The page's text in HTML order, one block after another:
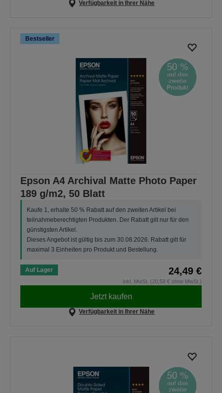
Verfügbarkeit in Ihrer Nähe
Bestseller
Epson A4 Archival Matte Photo Paper
189 g/m2, 50 Blatt
Kaufe 1, erhalte 50 % Rabatt auf den zweiten Artikel bei
teilnahmeberechtigten Produkten. Der Rabatt gilt nur für den
günstigsten Artikel.
Dieses Angebot ist gültig bis zum 30.08.2026. Rabatt gilt für
maximal 3 Einheiten pro Produkt und Bestellung.
Auf Lager 24,49 €
inkl. MwSt. (20,58 € ohne MwSt.)
Jetzt kaufen
Verfügbarkeit in Ihrer Nähe